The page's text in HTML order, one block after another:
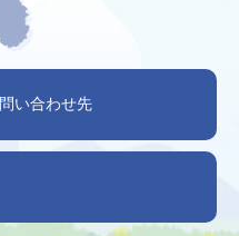
い合わせ先